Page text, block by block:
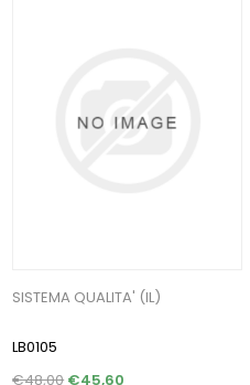
SISTEMA QUALITA' (IL)
LB0105
€48,00 €45,60